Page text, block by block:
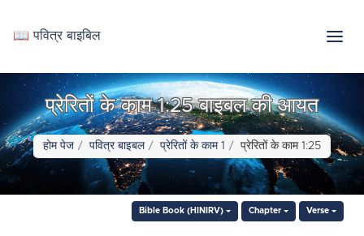
📖 पवित्र बाइबिल
प्रेरितों के काम 1:25 बाइबल की आयत
होम पेज पवित्र बाइबल प्रेरितों के काम 1 प्रेरितों के काम 1:25
Bible Book (HINIRV) Chapter Verse